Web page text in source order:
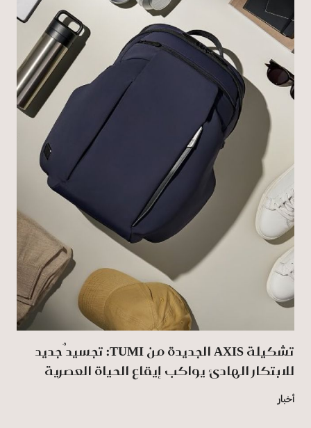
تشكيلة AXIS الجديدة من TUMI: تجسيدٌ جديد
للابتكار الهادئ يواكب إيقاع الحياة العصرية
أخبار